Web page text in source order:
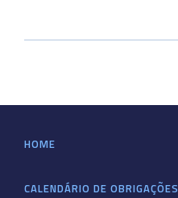
HOME
CALENDÁRIO DE OBRIGAÇÕES